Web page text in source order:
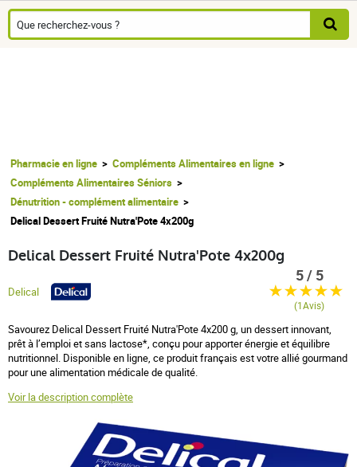
Pharmacie en ligne
Compléments Alimentaires en ligne
Compléments Alimentaires Séniors
Dénutrition - complément alimentaire
Delical Dessert Fruité Nutra'Pote 4x200g
Delical Dessert Fruité Nutra'Pote 4x200g
Delical
Savourez Delical Dessert Fruité Nutra'Pote 4x200 g, un dessert innovant,
prêt à l’emploi et sans lactose*, conçu pour apporter énergie et équilibre
nutritionnel. Disponible en ligne, ce produit français est votre allié gourmand
pour une alimentation médicale de qualité.
Voir la description complète
5 / 5
(1Avis)